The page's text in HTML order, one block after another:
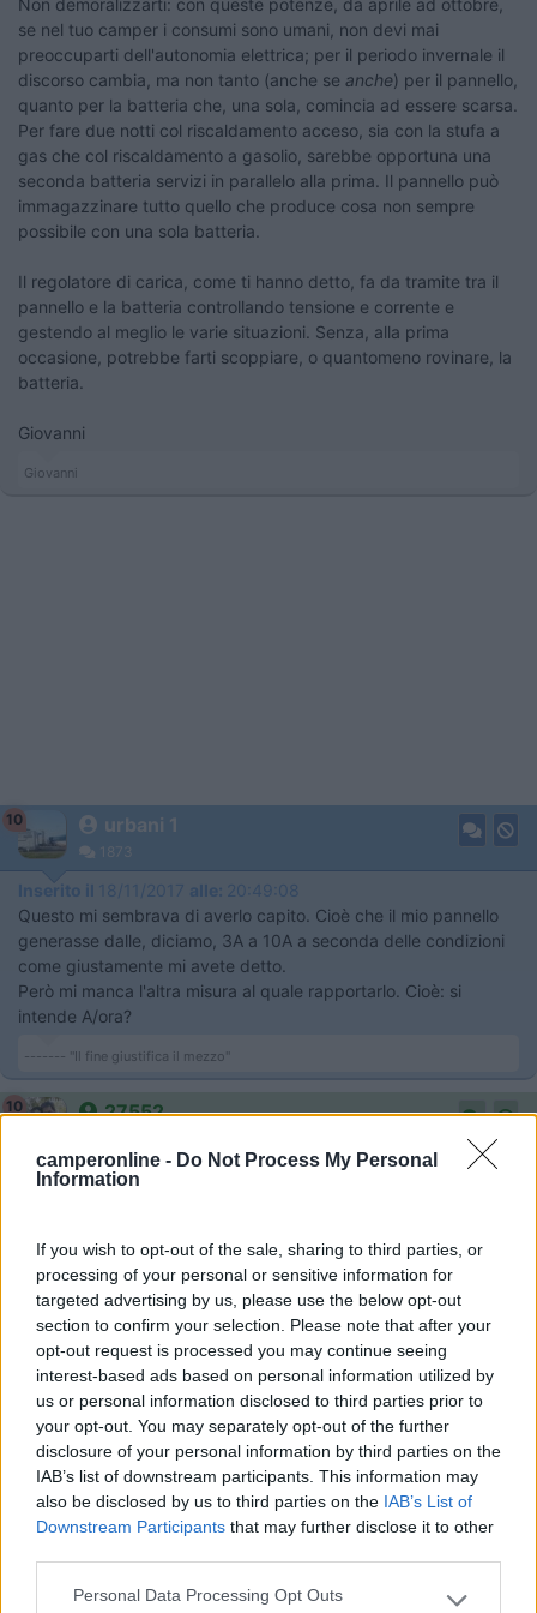
camperonline - Do Not Process My Personal
Information
If you wish to opt-out of the sale, sharing to third parties, or
processing of your personal or sensitive information for
targeted advertising by us, please use the below opt-out
section to confirm your selection. Please note that after your
opt-out request is processed you may continue seeing
interest-based ads based on personal information utilized by
us or personal information disclosed to third parties prior to
your opt-out. You may separately opt-out of the further
disclosure of your personal information by third parties on the
IAB’s list of downstream participants. This information may
also be disclosed by us to third parties on the IAB’s List of
Downstream Participants that may further disclose it to other
Please note that this website/app uses one or more Google
Personal Data Processing Opt Outs
se nel tuo camper i consumi sono umani, non devi mai
preoccuparti dell'autonomia elettrica; per il periodo invernale il
discorso cambia, ma non tanto (anche se anche) per il pannello,
quanto per la batteria che, una sola, comincia ad essere scarsa.
Per fare due notti col riscaldamento acceso, sia con la stufa a
gas che col riscaldamento a gasolio, sarebbe opportuna una
seconda batteria servizi in parallelo alla prima. Il pannello può
immagazzinare tutto quello che produce cosa non sempre
possibile con una sola batteria.
Il regolatore di carica, come ti hanno detto, fa da tramite tra il
pannello e la batteria controllando tensione e corrente e
gestendo al meglio le varie situazioni. Senza, alla prima
occasione, potrebbe farti scoppiare, o quantomeno rovinare, la
batteria.
Giovanni
Giovanni
10 urbani 1
1873
Inserito il 18/11/2017 alle: 20:49:08
Questo mi sembrava di averlo capito. Cioè che il mio pannello
generasse dalle, diciamo, 3A a 10A a seconda delle condizioni
come giustamente mi avete detto.
Però mi manca l'altra misura al quale rapportarlo. Cioè: si
intende A/ora?
------- "Il fine giustifica il mezzo"
10 27552
Inserito il18/11/2017
presto a caricare e sino a sera continua. In una giornata di sole,
si possono produrre circa 40 a. Il regolatore invece fa passare
solo quello che richiede la batteria, o le batterie nel caso del
modello duo. Di notte il regolatore impedisce alla corrente della
batteria di ritornare al pannello. Quando la batteria e
completamente carica, il regolatore smette di mandare
corrente.l impianto dovrebbe essere proporzionato al tipo di
consumi che si prevedono, 2 batterie sono meglio di una.
Walter
alva.it